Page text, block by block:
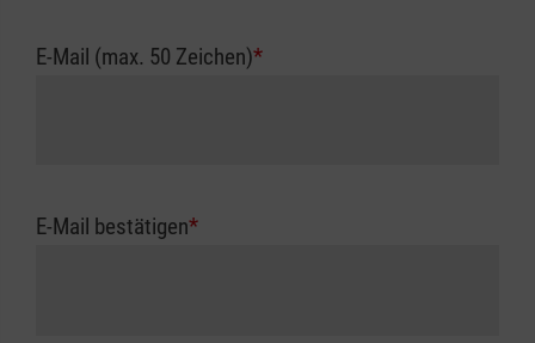
E-Mail (max. 50 Zeichen)*
E-Mail bestätigen*